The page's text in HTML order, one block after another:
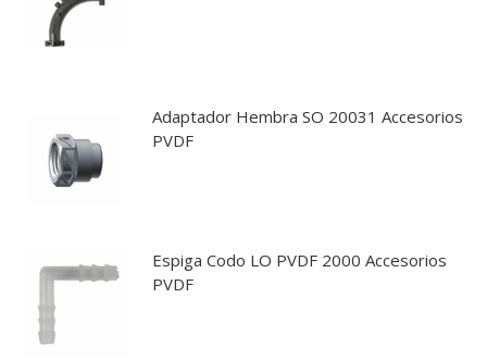
Adaptador Hembra SO 20031 Accesorios
PVDF
Espiga Codo LO PVDF 2000 Accesorios
PVDF